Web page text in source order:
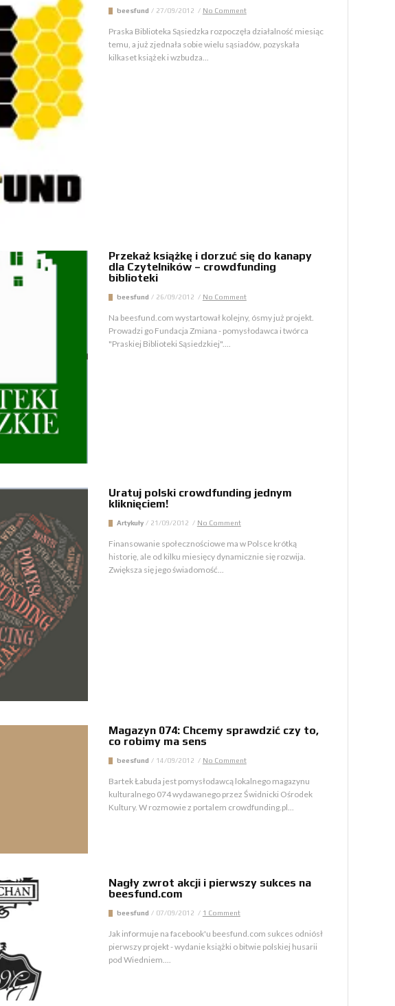
beesfund / 27/09/2012 / No Comment
Praska Biblioteka Sąsiedzka rozpoczęła działalność miesiąc
temu, a już zjednała sobie wielu sąsiadów, pozyskała
kilkaset książek i wzbudza...
Przekaż książkę i dorzuć się do kanapy
dla Czytelników – crowdfunding
biblioteki
beesfund / 26/09/2012 / No Comment
Na beesfund.com wystartował kolejny, ósmy już projekt.
Prowadzi go Fundacja Zmiana - pomysłodawca i twórca
"Praskiej Biblioteki Sąsiedzkiej"....
Uratuj polski crowdfunding jednym
kliknięciem!
Artykuły / 21/09/2012 / No Comment
Finansowanie społecznościowe ma w Polsce krótką
historię, ale od kilku miesięcy dynamicznie się rozwija.
Zwiększa się jego świadomość...
Magazyn 074: Chcemy sprawdzić czy to,
co robimy ma sens
beesfund / 14/09/2012 / No Comment
Bartek Łabuda jest pomysłodawcą lokalnego magazynu
kulturalnego 074 wydawanego przez Świdnicki Ośrodek
Kultury. W rozmowie z portalem crowdfunding.pl...
Nagły zwrot akcji i pierwszy sukces na
beesfund.com
beesfund / 07/09/2012 / 1 Comment
Jak informuje na facebook'u beesfund.com sukces odniósł
pierwszy projekt - wydanie książki o bitwie polskiej husarii
pod Wiedniem....